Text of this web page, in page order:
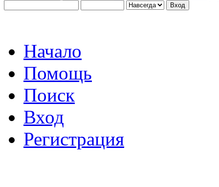
Начало
Помощь
Поиск
Вход
Регистрация